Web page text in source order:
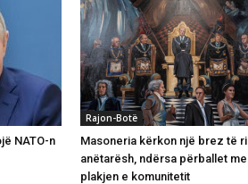
NATO-n
Rajon-Botë
Masoneria kërkon një brez të ri
anëtarësh, ndërsa përballet me
plakjen e komunitetit